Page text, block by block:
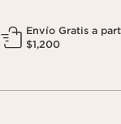
Envío Gratis a
$1,200